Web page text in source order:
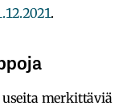
.
useita merkittäviä